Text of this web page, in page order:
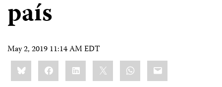
país
May 2, 2019 11:14 AM EDT
Share
this:BlueskyFacebookLinkedIn WhatsApp
Email